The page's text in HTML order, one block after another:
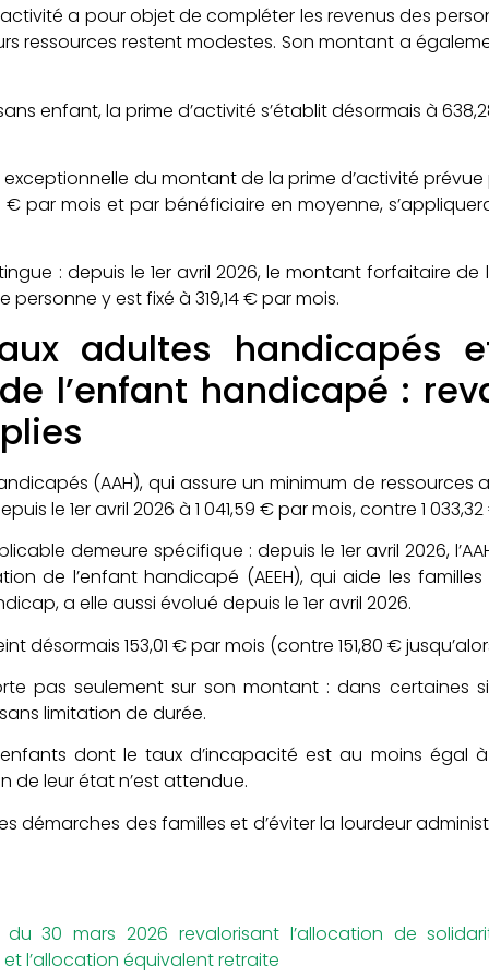
a pour objet de compléter les revenus des
ressources restent modestes. Son montant a
enfant, la prime d’activité s’établit désormais à
du montant de la prime d’activité
€ par mois et par bénéficiaire en moyenne,
: depuis le 1er avril 2026, le montant forfaitaire
y est fixé à 319,14 € par mois.
adultes handicapés
l’enfant handicapé :
(AAH), qui assure un minimum de ressources
le 1er avril 2026 à 1 041,59 € par mois, contre 1
demeure spécifique : depuis le 1er avril 2026,
de l’enfant handicapé (AEEH), qui aide les
a elle aussi évolué depuis le 1er avril 2026.
désormais 153,01 € par mois (contre 151,80 €
pas seulement sur son montant : dans certaines
limitation de durée.
dont le taux d’incapacité est au moins égal
de leur état n’est attendue.
démarches des familles et d’éviter la lourdeur
30 mars 2026 revalorisant l’allocation de
l’allocation équivalent retraite